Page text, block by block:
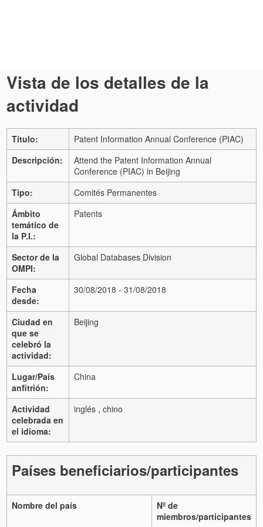
Vista de los detalles de la
actividad
Título:
Patent Information Annual Conference (PIAC)
Descripción:
Attend the Patent Information Annual
Conference (PIAC) in Beijing
Tipo:
Comités Permanentes
Ámbito
temático de
la P.I.:
Patents
Sector de la
OMPI:
Global Databases Division
Fecha
desde:
30/08/2018 - 31/08/2018
Ciudad en
que se
celebró la
actividad:
Beijing
Lugar/País
anfitrión:
China
Actividad
celebrada en
el idioma:
inglés , chino
Países beneficiarios/participantes
Nombre del país
Nº de
miembros/participantes